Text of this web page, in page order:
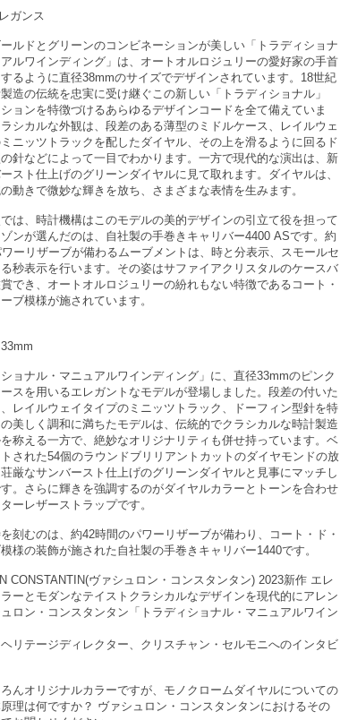
ガンス
ルドとグリーンのコンビネーションが美しい「トラディショナ
ルワインディング」は、オートオルロジュリーの愛好家の手首
るように直径38mmのサイズでデザインされています。18世紀
造の伝統を忠実に受け継ぐこの新しい「トラディショナル」
ョンを特徴づけるあらゆるデザインコードを全て備えていま
シカルな外観は、段差のある薄型のミドルケース、レイルウェ
ニッツトラックを配したダイヤル、その上を滑るように回るド
針などによって一目でわかります。一方で現代的な演出は、新
スト仕上げのグリーンダイヤルに見て取れます。ダイヤルは、
動きで微妙な輝きを放ち、さまざまな表情を生みます。
は、時計機構はこのモデルの美的デザインの引立て役を担って
ンが選んだのは、自社製の手巻きキャリバー4400 ASです。約
ーリザーブが備わるムーブメントは、時と分表示、スモールセ
秒表示を行います。その姿はサファイアクリスタルのケースバ
でき、オートオルロジュリーの紛れもない特徴であるコート・
ブ模様が施されています。
ショナル・マニュアルワインディング」に、直径33mmのピンク
スを用いるエレガントなモデルが登場しました。段差の付いた
レイルウェイタイプのミニッツトラック、ドーフィン型針を特
美しく調和に満ちたモデルは、伝統的でクラシカルな時計製造
称える一方で、絶妙なオリジナリティも併せ持っています。ベ
された54個のラウンドブリリアントカットのダイヤモンドの放
厳なサンバースト仕上げのグリーンダイヤルと見事にマッチし
。さらに輝きを強調するのがダイヤルカラーとトーンを合わせ
ーレザーストラップです。
刻むのは、約42時間のパワーリザーブが備わり、コート・ド・
様の装飾が施された自社製の手巻きキャリバー1440です。
CONSTANTIN(ヴァシュロン・コンスタンタン) 2023新作 エレ
ーとモダンなテイストクラシカルなデザインを現代的にアレン
ロン・コンスタンタン「トラディショナル・マニュアルワイン
リテージディレクター、クリスチャン・セルモニへのインタビ
んオリジナルカラーですが、モノクロームダイヤルについての
理は何ですか？ ヴァシュロン・コンスタンタンにおけるその